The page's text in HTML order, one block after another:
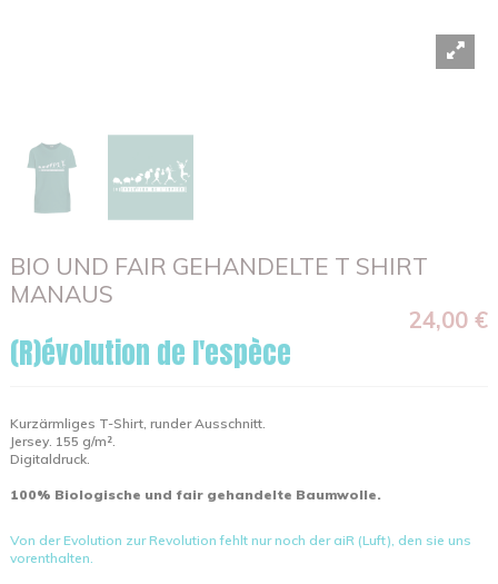
BIO UND FAIR GEHANDELTE T SHIRT
MANAUS
24,00 €
(R)évolution de l'espèce
Kurzärmliges T-Shirt, runder Ausschnitt.
Jersey. 155 g/m².
Digitaldruck.
100% Biologische und fair gehandelte Baumwolle.
Von der Evolution zur Revolution fehlt nur noch der aiR (Luft), den sie uns
vorenthalten.